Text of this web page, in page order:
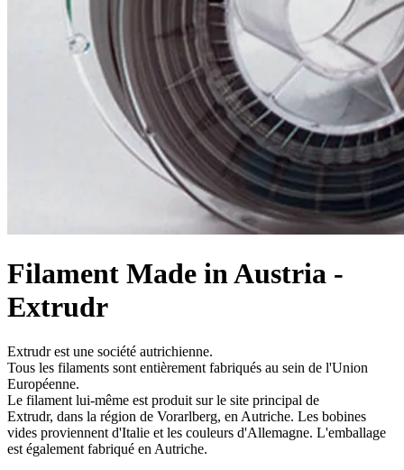
Filament Made in Austria -
Extrudr
Extrudr est une société autrichienne.
Tous les filaments sont entièrement fabriqués au sein de l'Union
Européenne.
Le filament lui-même est produit sur le site principal de
Extrudr, dans la région de Vorarlberg, en Autriche. Les bobines
vides proviennent d'Italie et les couleurs d'Allemagne. L'emballage
est également fabriqué en Autriche.